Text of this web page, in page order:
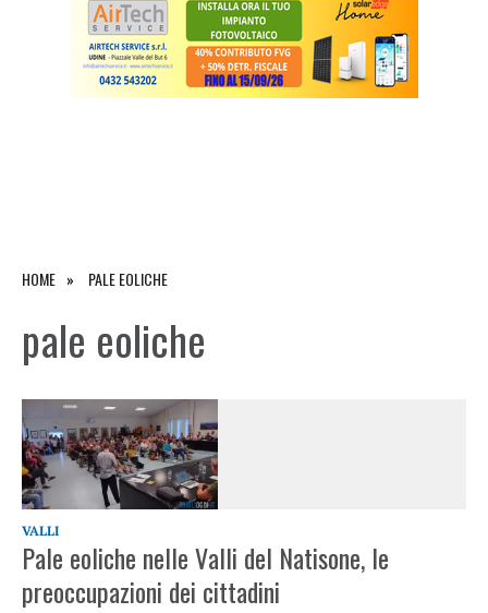
HOME PALE EOLICHE
pale eoliche
VALLI
Pale eoliche nelle Valli del Natisone, le
preoccupazioni dei cittadini